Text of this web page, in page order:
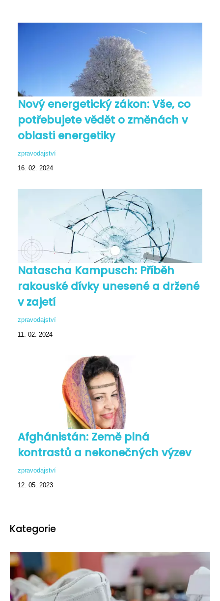
Nový energetický zákon: Vše, co
potřebujete vědět o změnách v
oblasti energetiky
zpravodajství
16. 02. 2024
Natascha Kampusch: Příběh
rakouské dívky unesené a držené
v zajetí
zpravodajství
11. 02. 2024
Afghánistán: Země plná
kontrastů a nekonečných výzev
zpravodajství
12. 05. 2023
Kategorie